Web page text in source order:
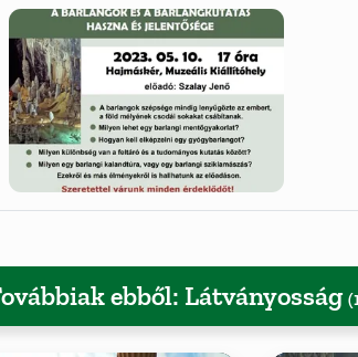
ebből: Látványosság